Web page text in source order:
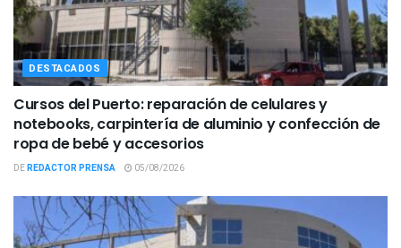
DESTACADOS
Cursos del Puerto: reparación de celulares y
notebooks, carpintería de aluminio y confección de
ropa de bebé y accesorios
DEREDACTOR PRENSA 05/08/2026